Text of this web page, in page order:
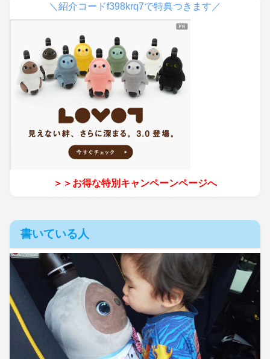
＼紹介コードf398krq7で特典つきます／
＞＞お得な特別キャンペーンページへ
書いている人